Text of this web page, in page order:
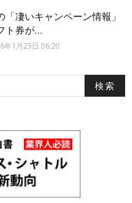
「凄いキャンペーン情報」
ト券が...
年1月23日 06:20